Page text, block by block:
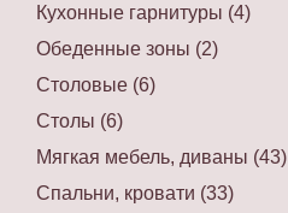
Кухонные гарнитуры (4)
Обеденные зоны (2)
Столовые (6)
Столы (6)
Мягкая мебель, диваны (43)
Спальни, кровати (33)